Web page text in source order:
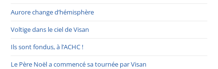
Aurore change d’hémisphère
Voltige dans le ciel de Visan
Ils sont fondus, à l’ACHC !
Le Père Noël a commencé sa tournée par Visan